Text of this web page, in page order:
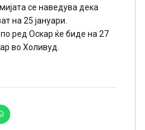
се наведува дека
на 25 јануари.
ред Оскар ќе биде на 27
во Холивуд.